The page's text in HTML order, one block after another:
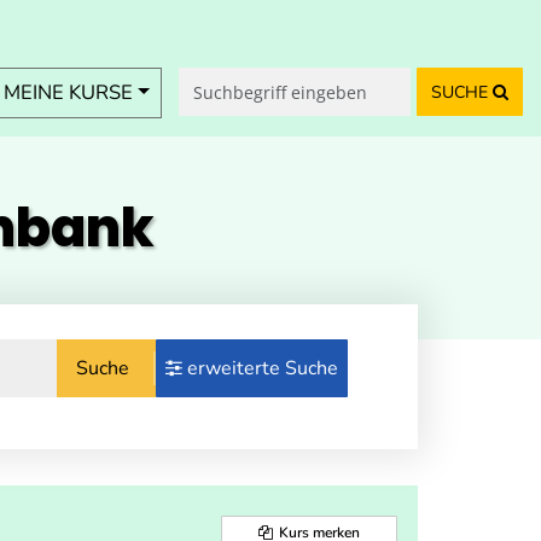
KURSE SUCHE
Suche erweiterte Suche
Kurs merken